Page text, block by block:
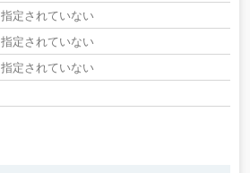
指定されていない
指定されていない
指定されていない